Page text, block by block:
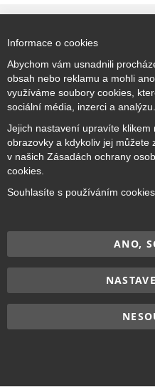
Přihlaste se k
Copyright © 2017–2026
Informace o cookies
Abychom vám usnadnili
obsah nebo reklamu a mohli
využíváme soubory cookies,
sociální média, inzerci a analýzu.
Jejich nastavení upravíte
obrazovky a kdykoliv jej
v našich Zásadách ochrany
cookies.
Souhlasíte s používáním
ANO,